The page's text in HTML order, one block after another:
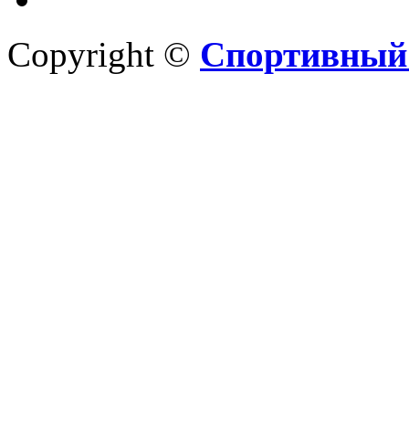
Copyright © Спортивный